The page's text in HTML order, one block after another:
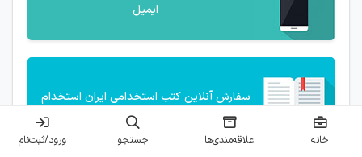
ایمیل
سفارش آنلاین کتب استخدامی ایران استخدام
خانه علاقه‌مندی‌ها جستجو ورود/ثبت‌نام